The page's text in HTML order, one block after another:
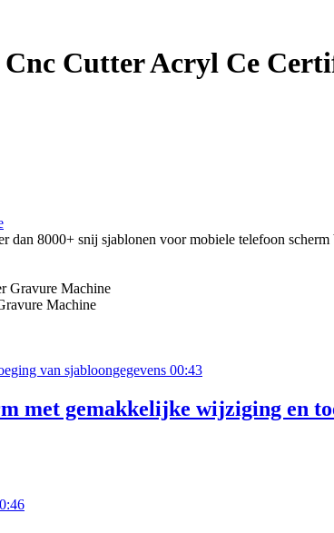
Cutter Acryl Ce
8000+ snij sjablonen voor mobiele telefoon
Machine
00:43
met gemakkelijke wijziging en